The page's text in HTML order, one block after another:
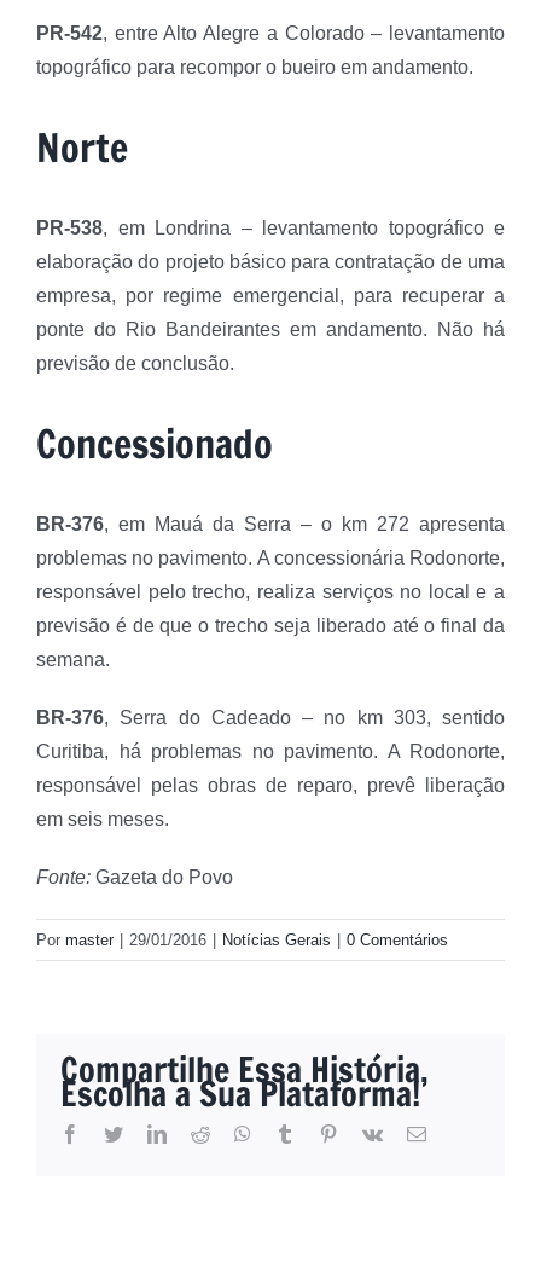
PR-542, entre Alto Alegre a Colorado – levantamento
topográfico para recompor o bueiro em andamento.
Norte
PR-538, em Londrina – levantamento topográfico e
elaboração do projeto básico para contratação de uma
empresa, por regime emergencial, para recuperar a
ponte do Rio Bandeirantes em andamento. Não há
previsão de conclusão.
Concessionado
BR-376, em Mauá da Serra – o km 272 apresenta
problemas no pavimento. A concessionária Rodonorte,
responsável pelo trecho, realiza serviços no local e a
previsão é de que o trecho seja liberado até o final da
semana.
BR-376, Serra do Cadeado – no km 303, sentido
Curitiba, há problemas no pavimento. A Rodonorte,
responsável pelas obras de reparo, prevê liberação
em seis meses.
Fonte: Gazeta do Povo
Por master 29/01/2016 Notícias Gerais 0 Comentários
Compartilhe Essa História,
Escolha a Sua Plataforma!
facebook
twitterlinkedinreddit whatsapptumblr pinterest
vk
E-